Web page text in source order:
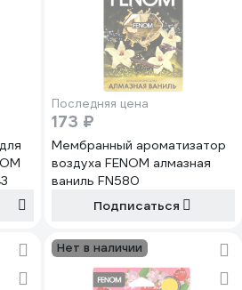
Последняя цена
173 ₽
Мембранный ароматизатор
воздуха FENOM алмазная
ваниль FN580
Подписаться
Нет в наличии